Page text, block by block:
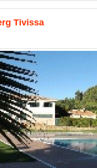
Tivissa